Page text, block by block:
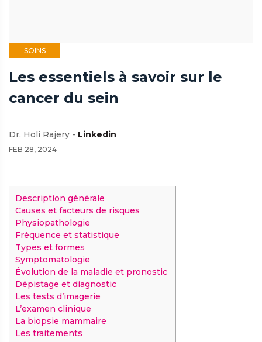
SOINS
Les essentiels à savoir sur le
cancer du sein
Dr. Holi Rajery - Linkedin
FEB 28, 2024
Description générale
Causes et facteurs de risques
Physiopathologie
Fréquence et statistique
Types et formes
Symptomatologie
Évolution de la maladie et pronostic
Dépistage et diagnostic
Les tests d’imagerie
L’examen clinique
La biopsie mammaire
Les traitements